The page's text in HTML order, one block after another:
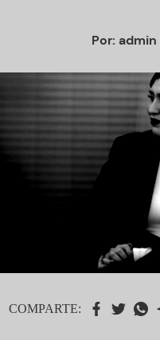
Por: admin
COMPARTE: